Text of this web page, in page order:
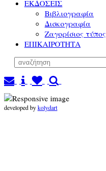
ΕΚΔΟΣΕΙΣ
Βιβλιογραφία
Δισκογραφία
Ζαγορίσιος τύπος
ΕΠΙΚΑΙΡΟΤΗΤΑ
developed bykolydart